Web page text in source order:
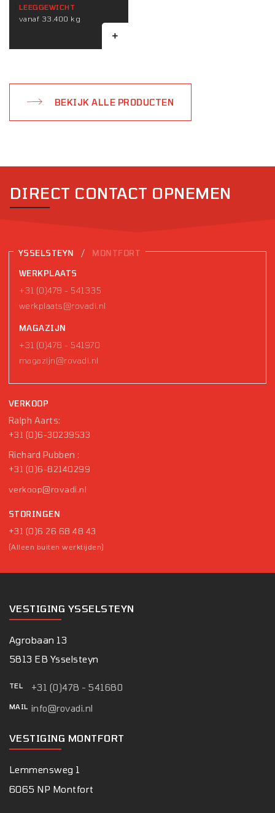
LEEGGEWICHT
vanaf 33.400 kg
BEKIJK ALLE PRODUCTEN
DIRECT CONTACT OPNEMEN
YSSELSTEYN / MONTFORT
WERKPLAATS
+31 (0)478 - 541335
werkplaats@rovadi.nl
MAGAZIJN
+31 (0)478 - 541970
magazijn@rovadi.nl
VERKOOP
Ralph Aarts:
+31 (0)6-30239533
Richard Pubben :
+31 (0)6-82140299
verkoop@rovadi.nl
STORINGEN
+31 (0)6 26 68 48 43
(Alleen buiten werktijden)
VESTIGING YSSELSTEYN
Agrobaan 13
5813 EB Ysselsteyn
TEL +31 (0)478 - 541680
MAIL info@rovadi.nl
VESTIGING MONTFORT
Lemmensweg 1
6065 NP Montfort